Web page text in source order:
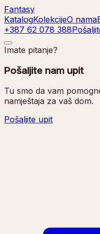
Fantasy
KatalogKolekcijeO nama
+387 62 078 388
Imate pitanje?
Pošaljite nam upit
Tu smo da vam
namještaja za vaš dom.
Pošaljite upit